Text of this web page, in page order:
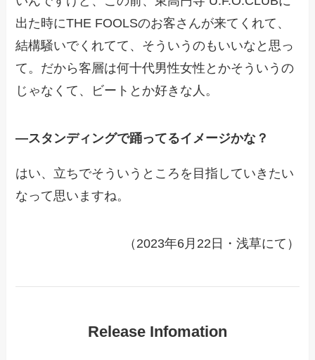
出た時にTHE FOOLSのお客さんが来てくれて、
結構騒いでくれてて、そういうのもいいなと思っ
て。だから客層は何十代男性女性とかそういうの
じゃなくて、ビートとか好きな人。
―スタンディングで踊ってるイメージかな？
はい、立ちでそういうところを目指していきたい
なって思いますね。
（2023年6月22日・浅草にて）
Release Infomation